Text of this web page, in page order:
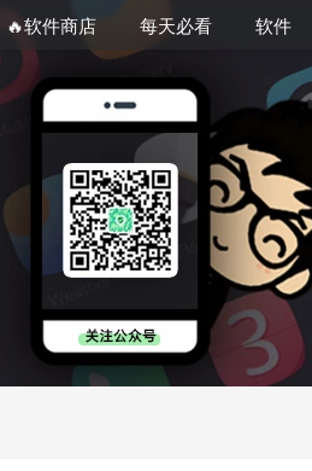
🔥软件商店 每天必看 软件